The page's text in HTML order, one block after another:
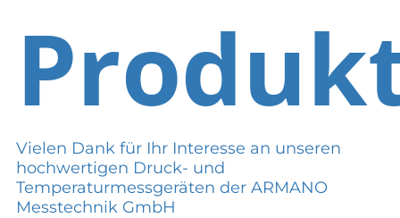
Vielen Dank für Ihr Interesse an unseren
hochwertigen Druck- und
Temperaturmessgeräten der ARMANO
Messtechnik GmbH